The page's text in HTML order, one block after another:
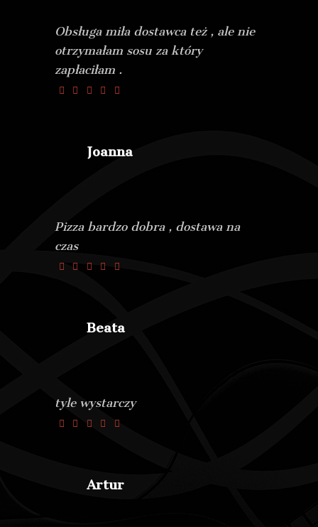
Obsługa miła dostawca też , ale nie
otrzymałam sosu za który
zapłaciłam .
Joanna
Pizza bardzo dobra , dostawa na
czas
Beata
tyle wystarczy
Artur